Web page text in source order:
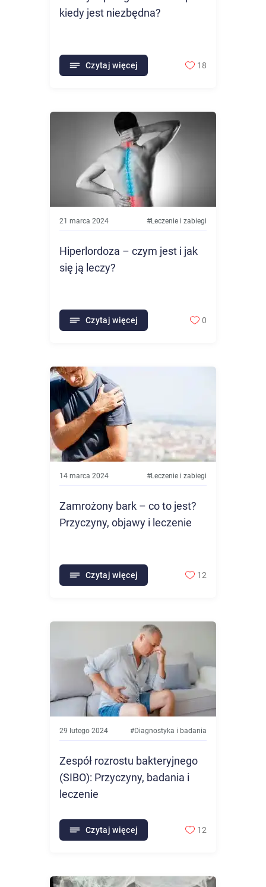
kiedy jest niezbędna?
Czytaj więcej 18
21 marca 2024 #Leczenie i zabiegi
Hiperlordoza – czym jest i jak
się ją leczy?
Czytaj więcej 0
14 marca 2024 #Leczenie i zabiegi
Zamrożony bark – co to jest?
Przyczyny, objawy i leczenie
Czytaj więcej 12
29 lutego 2024 #Diagnostyka i badania
Zespół rozrostu bakteryjnego
(SIBO): Przyczyny, badania i
leczenie
Czytaj więcej 12